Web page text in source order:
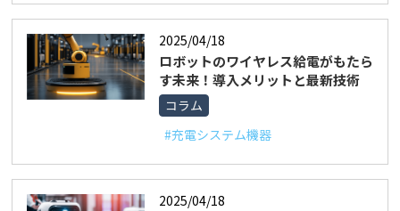
2025/04/18
ロボットのワイヤレス給電がもたら
す未来！導入メリットと最新技術
コラム
#充電システム機器
2025/04/18